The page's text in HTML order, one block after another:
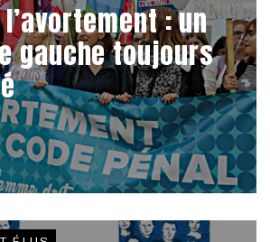
: un
gauche toujours